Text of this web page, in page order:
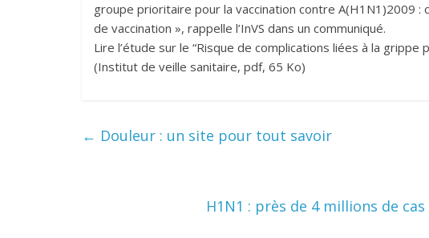
groupe prioritaire pour la vaccination contre A(H1N1)2009
de vaccination », rappelle l’InVS dans un communiqué.
Lire l’étude sur le “Risque de complications liées à la
(Institut de veille sanitaire, pdf, 65 Ko)
← Douleur : un site pour tout savoir
H1N1 : près de 4 millions de